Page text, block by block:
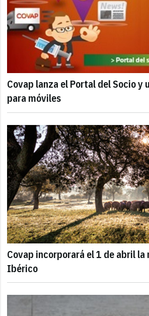
Covap lanza el Portal del Socio y
para móviles
Covap incorporará el 1 de abril la
Ibérico